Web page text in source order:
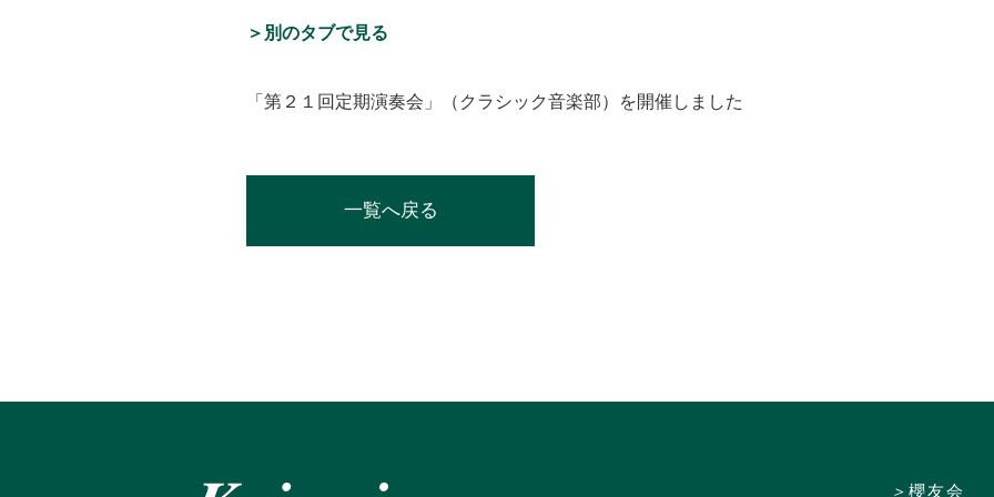
＞別のタブで見る
「第２１回定期演奏会」（クラシック音楽部）を開催しました
一覧へ戻る
＞ 櫻友会